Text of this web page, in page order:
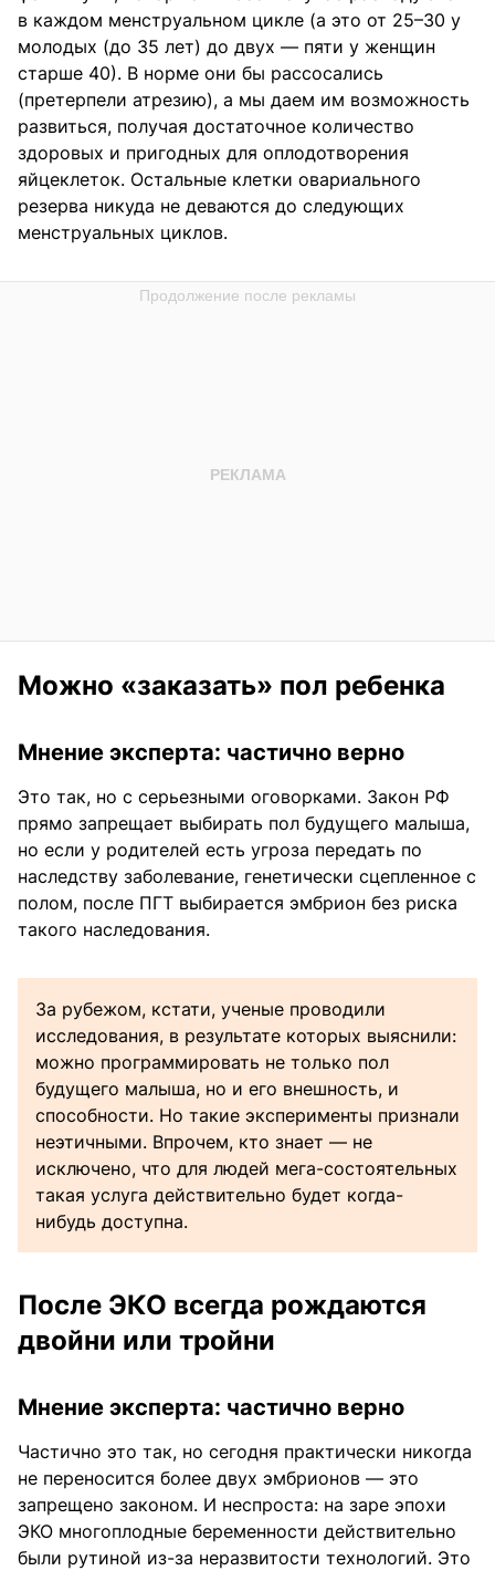
в каждом менструальном цикле (а это от 25–30 у
молодых (до 35 лет) до двух — пяти у женщин
старше 40). В норме они бы рассосались
(претерпели атрезию), а мы даем им возможность
развиться, получая достаточное количество
здоровых и пригодных для оплодотворения
яйцеклеток. Остальные клетки овариального
резерва никуда не деваются до следующих
менструальных циклов.
Можно «заказать» пол ребенка
Мнение эксперта: частично верно
Это так, но с серьезными оговорками. Закон РФ
прямо запрещает выбирать пол будущего малыша,
но если у родителей есть угроза передать по
наследству заболевание, генетически сцепленное с
полом, после ПГТ выбирается эмбрион без риска
такого наследования.
За рубежом, кстати, ученые проводили
исследования, в результате которых выяснили:
можно программировать не только пол
будущего малыша, но и его внешность, и
способности. Но такие эксперименты признали
неэтичными. Впрочем, кто знает — не
исключено, что для людей мега-состоятельных
такая услуга действительно будет когда-
нибудь доступна.
После ЭКО всегда рождаются
двойни или тройни
Мнение эксперта: частично верно
Частично это так, но сегодня практически никогда
не переносится более двух эмбрионов — это
запрещено законом. И неспроста: на заре эпохи
ЭКО многоплодные беременности действительно
были рутиной из-за неразвитости технологий. Это